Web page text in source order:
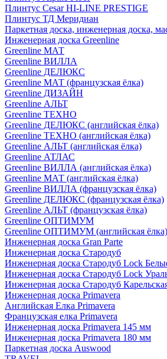
Плинтус Cesar HI-LINE PRESTIGE
Плинтус ТД Меридиан
Паркетная доска, инженерная доска,
Инженерная доска Greenline
Greenline МАТ
Greenline ВИЛЛА
Greenline ДЕЛЮКС
Greenline МАТ (французская ёлка)
Greenline ДИЗАЙН
Greenline АЛЬТ
Greenline ТЕХНО
Greenline ДЕЛЮКС (английская ёлка)
Greenline ТЕХНО (английская ёлка)
Greenline АЛЬТ (английская ёлка)
Greenline АТЛАС
Greenline ВИЛЛА (английская ёлка)
Greenline МАТ (английская ёлка)
Greenline ВИЛЛА (французская ёлка)
Greenline ДЕЛЮКС (французская ёлка)
Greenline АЛЬТ (французская ёлка)
Greenline ОПТИМУМ
Greenline ОПТИМУМ (английская ёлка)
Инженерная доска Gran Parte
Инженерная доска Стародуб
Инженерная доска Стародуб Lock
Инженерная доска Стародуб Lock
Инженерная доска Стародуб
Инженерная доска Primavera
Английская Елка Primavera
Французская елка Primavera
Инженерная доска Primavera 145 мм
Инженерная доска Primavera 180 мм
Паркетная доска Auswood